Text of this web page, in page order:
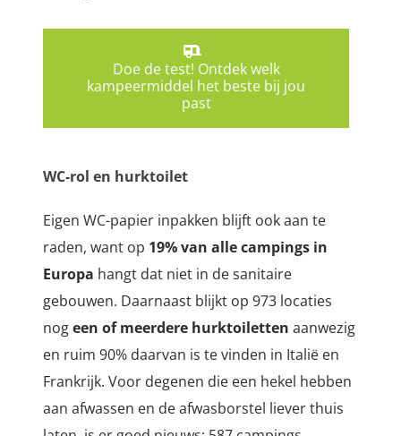
Doe de test! Ontdek welk
kampeermiddel het beste bij jou
past
WC-rol en hurktoilet
Eigen WC-papier inpakken blijft ook aan te
raden, want op 19% van alle campings in
Europa hangt dat niet in de sanitaire
gebouwen. Daarnaast blijkt op 973 locaties
nogeen of meerdere hurktoiletten aanwezig
en ruim 90% daarvan is te vinden in Italië en
Frankrijk. Voor degenen die een hekel hebben
aan afwassen en de afwasborstel liever thuis